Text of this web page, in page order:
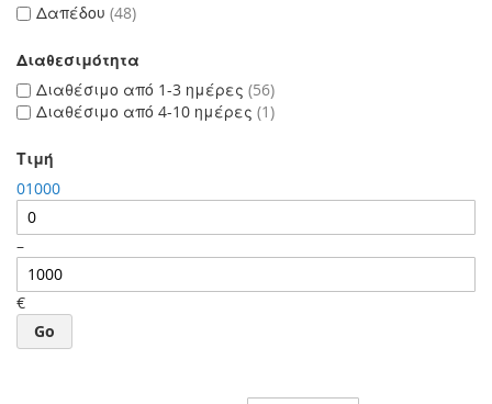
Δαπέδου 48
Διαθεσιμότητα
Διαθέσιμο από 1-3 ημέρες 56
Διαθέσιμο από 4-10 ημέρες 1
Τιμή
01000
–
€
Go